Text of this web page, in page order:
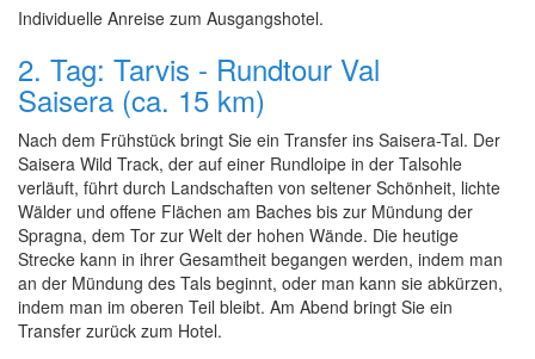
Individuelle Anreise zum Ausgangshotel.
2. Tag: Tarvis - Rundtour Val
Saisera (ca. 15 km)
Nach dem Frühstück bringt Sie ein Transfer ins Saisera-Tal. Der
Saisera Wild Track, der auf einer Rundloipe in der Talsohle
verläuft, führt durch Landschaften von seltener Schönheit, lichte
Wälder und offene Flächen am Baches bis zur Mündung der
Spragna, dem Tor zur Welt der hohen Wände. Die heutige
Strecke kann in ihrer Gesamtheit begangen werden, indem man
an der Mündung des Tals beginnt, oder man kann sie abkürzen,
indem man im oberen Teil bleibt. Am Abend bringt Sie ein
Transfer zurück zum Hotel.